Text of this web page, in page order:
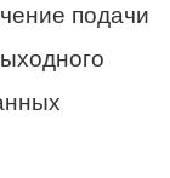
подачи